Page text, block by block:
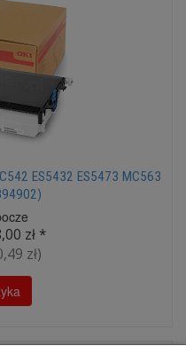
ES5432 ES5473 MC563
zł*
zł)